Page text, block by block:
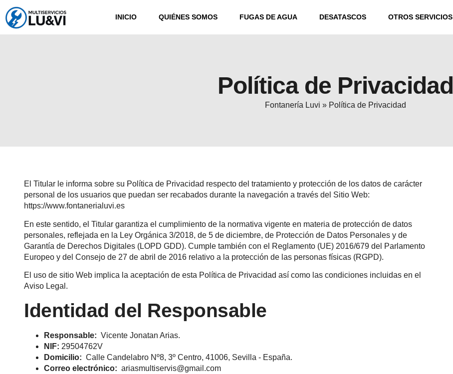
INICIO QUIÉNES SOMOS FUGAS DE AGUA DESATASCOS OTROS SERVICIOS
Política de Privacidad
Fontanería Luvi » Política de Privacidad
El Titular le informa sobre su Política de Privacidad respecto del tratamiento y protección de los datos de carácter
personal de los usuarios que puedan ser recabados durante la navegación a través del Sitio Web:
https://www.fontanerialuvi.es
En este sentido, el Titular garantiza el cumplimiento de la normativa vigente en materia de protección de datos
personales, reflejada en la Ley Orgánica 3/2018, de 5 de diciembre, de Protección de Datos Personales y de
Garantía de Derechos Digitales (LOPD GDD). Cumple también con el Reglamento (UE) 2016/679 del Parlamento
Europeo y del Consejo de 27 de abril de 2016 relativo a la protección de las personas físicas (RGPD).
El uso de sitio Web implica la aceptación de esta Política de Privacidad así como las condiciones incluidas en el
Aviso Legal .
Identidad del Responsable
Responsable: Vicente Jonatan Arias.
NIF: 29504762V
Domicilio: Calle Candelabro Nº8, 3º Centro, 41006, Sevilla - España.
Correo electrónico: ariasmultiservis@gmail.com